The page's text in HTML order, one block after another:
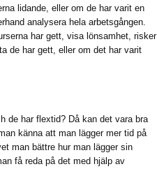
lidande, eller om de har varit en
analysera hela arbetsgången.
har gett, visa lönsamhet, risker
de har gett, eller om det har varit
de har flextid? Då kan det vara bra
känna att man lägger mer tid på
man bättre hur man lägger sin
få reda på det med hjälp av